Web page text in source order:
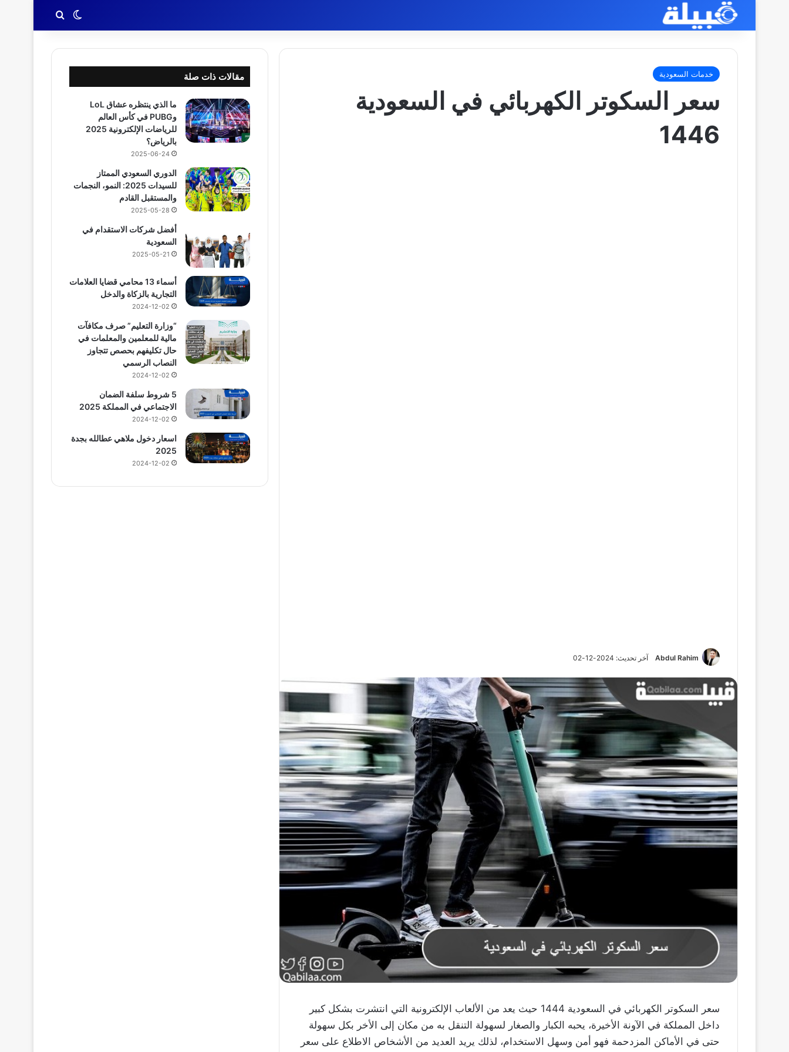
الوضع المظلم
بحث عن
خدمات السعودية
سعر السكوتر الكهربائي في السعودية
1446
Abdul Rahim آخر تحديث: 2024-12-02
سعر السكوتر الكهربائي في السعودية 1444 حيث يعد من الألعاب الإلكترونية التي انتشرت بشكل كبير
داخل المملكة في الآونة الأخيرة، يحبه الكبار والصغار لسهولة التنقل به من مكان إلى الأخر بكل سهولة
حتى في الأماكن المزدحمة فهو أمن وسهل الاستخدام، لذلك يريد العديد من الأشخاص الاطلاع على سعر
مقالات ذات صلة
ما الذي ينتظره عشاق LoL
وPUBG في كأس العالم
للرياضات الإلكترونية 2025
بالرياض؟
2025-06-24
الدوري السعودي الممتاز
للسيدات 2025: النمو، النجمات
والمستقبل القادم
2025-05-28
أفضل شركات الاستقدام في
السعودية
2025-05-21
أسماء 13 محامي قضايا العلامات
التجارية بالزكاة والدخل
2024-12-02
“وزارة التعليم” صرف مكافآت
مالية للمعلمين والمعلمات في
حال تكليفهم بحصص تتجاوز
النصاب الرسمي
2024-12-02
5 شروط سلفة الضمان
الاجتماعي في المملكة 2025
2024-12-02
اسعار دخول ملاهي عطالله بجدة
2025
2024-12-02